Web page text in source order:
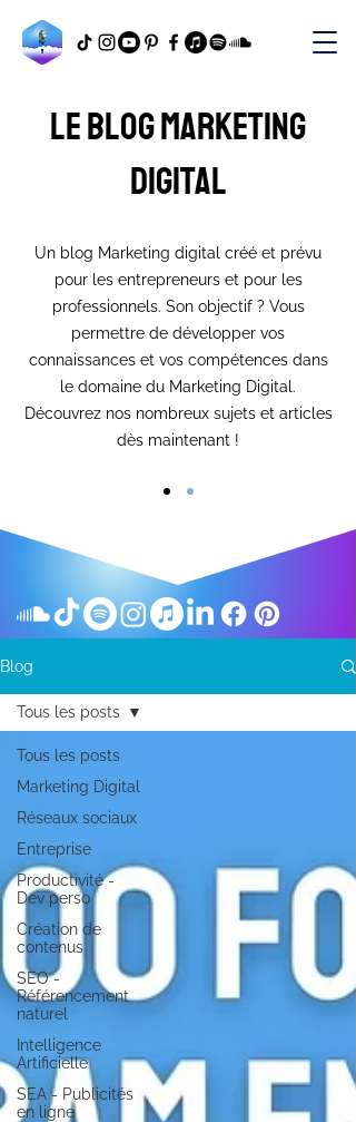
Le blog marketing
digital
Un blog Marketing digital créé et prévu
pour les entrepreneurs et pour les
professionnels. Son objectif ? Vous
permettre de développer vos
connaissances et vos compétences dans
le domaine du Marketing Digital.
Découvrez nos nombreux sujets et articles
dès maintenant !
Blog
Tous les posts
Marketing Digital
Réseaux sociaux
Entreprise
Productivité -
Dev perso
Création de
contenus
SEO -
Référencement
naturel
Intelligence
Artificielle
SEA - Publicités
en ligne
Tous les posts